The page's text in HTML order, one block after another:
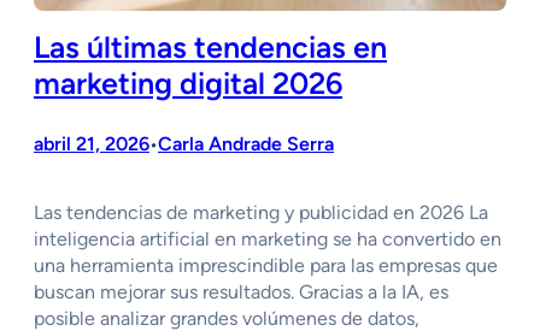
Las últimas tendencias en
marketing digital 2026
abril 21, 2026•Carla Andrade Serra
Las tendencias de marketing y publicidad en 2026 La
inteligencia artificial en marketing se ha convertido en
una herramienta imprescindible para las empresas que
buscan mejorar sus resultados. Gracias a la IA, es
posible analizar grandes volúmenes de datos,